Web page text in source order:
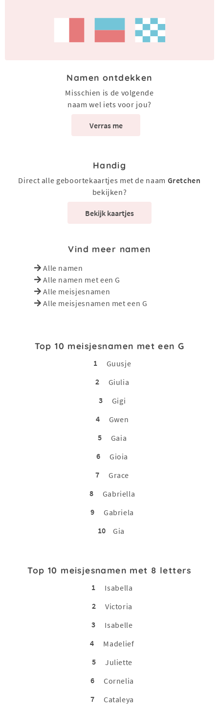
Namen ontdekken
Misschien is de volgende
naam wel iets voor jou?
Verras me
Handig
Direct alle geboortekaartjes met de naam Gretchen
bekijken?
Bekijk kaartjes
Vind meer namen
Alle namen
Alle namen met een G
Alle meisjesnamen
Alle meisjesnamen met een G
Top 10 meisjesnamen met een G
1
Guusje
2
Giulia
3
Gigi
4
Gwen
5
Gaia
6
Gioia
7
Grace
8
Gabriella
9
Gabriela
10
Gia
Top 10 meisjesnamen met 8 letters
1
Isabella
2
Victoria
3
Isabelle
4
Madelief
5
Juliette
6
Cornelia
7
Cataleya